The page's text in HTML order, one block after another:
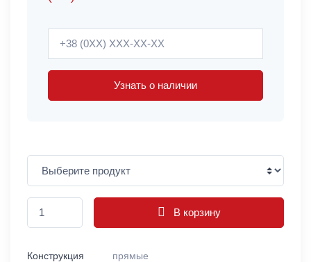
Узнать о наличии
В корзину
Конструкция прямые